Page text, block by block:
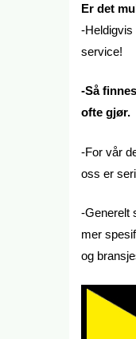
Er det
-Heldigvis
service!
-Så
ofte gjør.
-For vår
oss er
-Generelt
mer
og